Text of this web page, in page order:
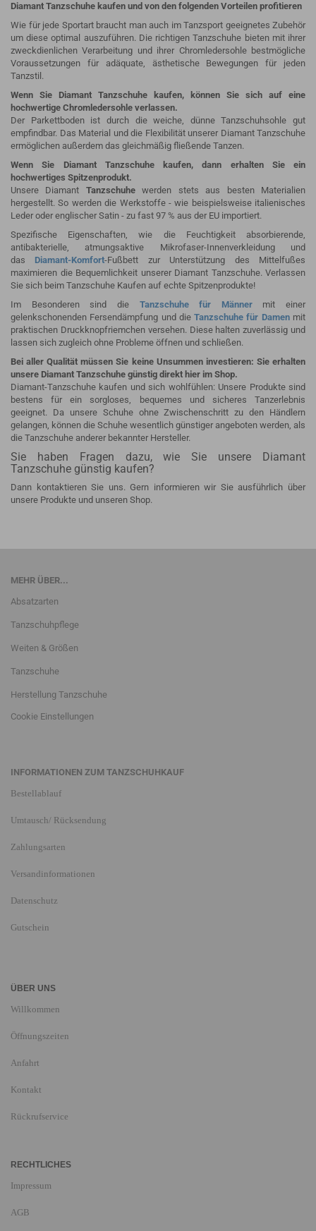
Diamant Tanzschuhe kaufen und von den folgenden Vorteilen profitieren
Wie für jede Sportart braucht man auch im Tanzsport geeignetes Zubehör
um diese optimal auszuführen. Die richtigen Tanzschuhe bieten mit ihrer
zweckdienlichen Verarbeitung und ihrer Chromledersohle bestmögliche
Voraussetzungen für adäquate, ästhetische Bewegungen für jeden
Tanzstil.
Wenn Sie Diamant Tanzschuhe kaufen, können Sie sich auf eine
hochwertige Chromledersohle verlassen.
Der Parkettboden ist durch die weiche, dünne Tanzschuhsohle gut
empfindbar. Das Material und die Flexibilität unserer Diamant Tanzschuhe
ermöglichen außerdem das gleichmäßig fließende Tanzen.
Wenn Sie Diamant Tanzschuhe kaufen, dann erhalten Sie ein
hochwertiges Spitzenprodukt.
Unsere Diamant Tanzschuhewerden stets aus besten Materialien
hergestellt. So werden die Werkstoffe - wie beispielsweise italienisches
Leder oder englischer Satin - zu fast 97 % aus der EU importiert.
Spezifische Eigenschaften, wie die Feuchtigkeit absorbierende,
antibakterielle, atmungsaktive Mikrofaser-Innenverkleidung und
das Diamant-Komfort-Fußbett zur Unterstützung des Mittelfußes
maximieren die Bequemlichkeit unserer Diamant Tanzschuhe. Verlassen
Sie sich beim Tanzschuhe Kaufen auf echte Spitzenprodukte!
Im Besonderen sind die Tanzschuhe für Männermit einer
gelenkschonenden Fersendämpfung und dieTanzschuhe für Damenmit
praktischen Druckknopfriemchen versehen. Diese halten zuverlässig und
lassen sich zugleich ohne Probleme öffnen und schließen.
Bei aller Qualität müssen Sie keine Unsummen investieren: Sie erhalten
unsere Diamant Tanzschuhe günstig direkt hier im Shop.
Diamant-Tanzschuhe kaufen und sich wohlfühlen: Unsere Produkte sind
bestens für ein sorgloses, bequemes und sicheres Tanzerlebnis
geeignet. Da unsere Schuhe ohne Zwischenschritt zu den Händlern
gelangen, können die Schuhe wesentlich günstiger angeboten werden, als
die Tanzschuhe anderer bekannter Hersteller.
Sie haben Fragen dazu, wie Sie unsere Diamant
Tanzschuhe günstig kaufen?
Dann kontaktieren Sie uns. Gern informieren wir Sie ausführlich über
unsere Produkte und unseren Shop.
MEHR ÜBER...
Absatzarten
Tanzschuhpflege
Weiten & Größen
Tanzschuhe
Herstellung Tanzschuhe
Cookie Einstellungen
INFORMATIONEN ZUM TANZSCHUHKAUF
Bestellablauf
Umtausch/ Rücksendung
Zahlungsarten
Versandinformationen
Datenschutz
Gutschein
ÜBER UNS
Willkommen
Öffnungszeiten
Anfahrt
Kontakt
Rückrufservice
RECHTLICHES
Impressum
AGB